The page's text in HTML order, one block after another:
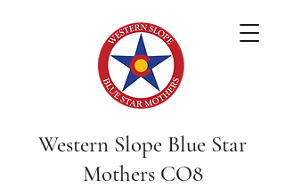
Western Slope Blue Star
Mothers CO8